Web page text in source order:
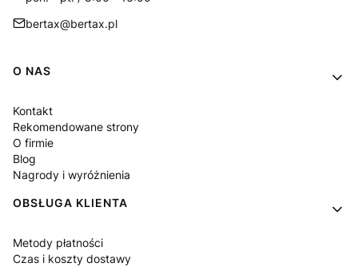
bertax@bertax.pl
Linki w stopce
O NAS
Kontakt
Rekomendowane strony
O firmie
Blog
Nagrody i wyróżnienia
OBSŁUGA KLIENTA
Metody płatności
Czas i koszty dostawy